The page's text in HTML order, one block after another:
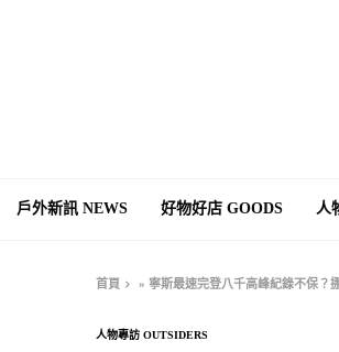
戶外新訊 NEWS 好物好店 GOODS 人
首頁 »寧斯最速完登八千高峰紀錄不保？
人物專訪 OUTSIDERS